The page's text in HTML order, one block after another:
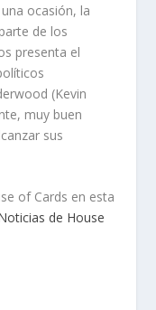
ocasión, la
de los
presenta el
(Kevin
muy buen
sus
of Cards en esta
de House